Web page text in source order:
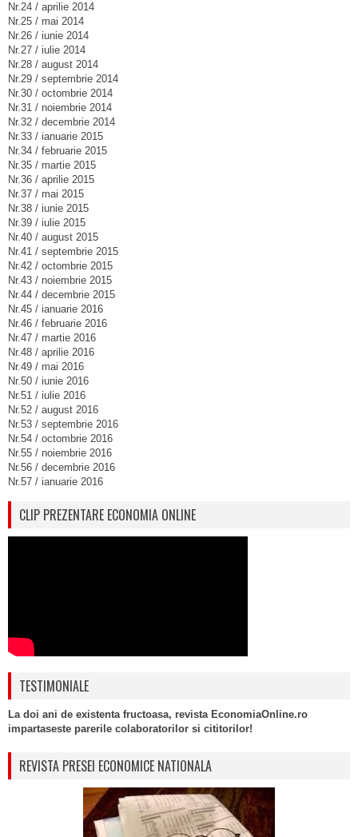
Nr.24 / aprilie 2014
Nr.25 / mai 2014
Nr.26 / iunie 2014
Nr.27 / iulie 2014
Nr.28 / august 2014
Nr.29 / septembrie 2014
Nr.30 / octombrie 2014
Nr.31 / noiembrie 2014
Nr.32 / decembrie 2014
Nr.33 / ianuarie 2015
Nr.34 / februarie 2015
Nr.35 / martie 2015
Nr.36 / aprilie 2015
Nr.37 / mai 2015
Nr.38 / iunie 2015
Nr.39 / iulie 2015
Nr.40 / august 2015
Nr.41 / septembrie 2015
Nr.42 / octombrie 2015
Nr.43 / noiembrie 2015
Nr.44 / decembrie 2015
Nr.45 / ianuarie 2016
Nr.46 / februarie 2016
Nr.47 / martie 2016
Nr.48 / aprilie 2016
Nr.49 / mai 2016
Nr.50 / iunie 2016
Nr.51 / iulie 2016
Nr.52 / august 2016
Nr.53 / septembrie 2016
Nr.54 / octombrie 2016
Nr.55 / noiembrie 2016
Nr.56 / decembrie 2016
Nr.57 / ianuarie 2016
CLIP PREZENTARE ECONOMIA ONLINE
TESTIMONIALE
La doi ani de existenta fructoasa, revista EconomiaOnline.ro
impartaseste parerile colaboratorilor si cititorilor!
REVISTA PRESEI ECONOMICE NATIONALA